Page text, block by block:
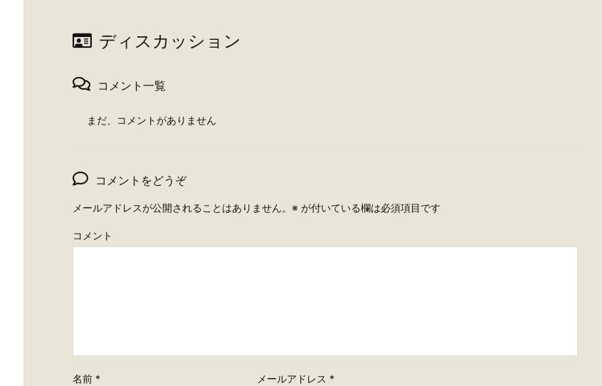
ディスカッション
コメント一覧
まだ、コメントがありません
コメントをどうぞ
メールアドレスが公開されることはありません。 ※ が付いている欄は必須項目です
コメント
名前 * メールアドレス *